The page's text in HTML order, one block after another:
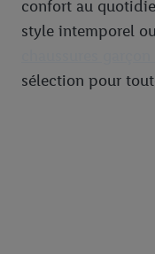
confort au
style intemporel
sélection pour